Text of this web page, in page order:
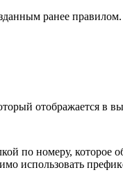
ранее
отображается в
по номеру,
использовать